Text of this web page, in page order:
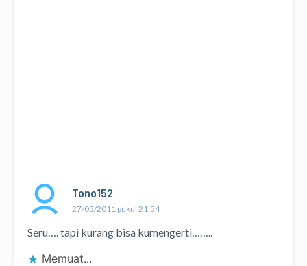
Tono152
27/05/2011 pukul 21:54
Seru…. tapi kurang bisa kumengerti……..
Memuat...